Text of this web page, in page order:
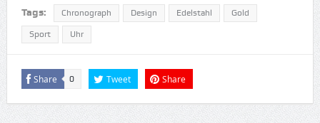
Tags: Chronograph Design Edelstahl Gold
Sport Uhr
Share 0 Tweet Share